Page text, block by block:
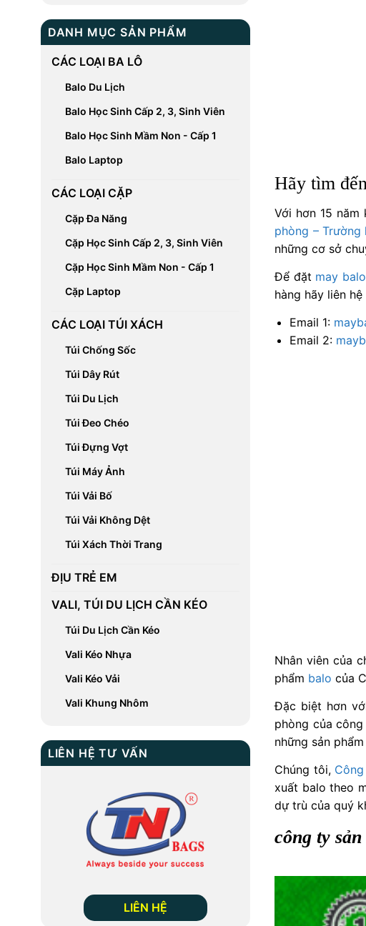
DANH MỤC SẢN PHẨM
CÁC LOẠI BA LÔ
Balo Du Lịch
Balo Học Sinh Cấp 2, 3, Sinh Viên
Balo Học Sinh Mầm Non - Cấp 1
Balo Laptop
CÁC LOẠI CẶP
Cặp Đa Năng
Cặp Học Sinh Cấp 2, 3, Sinh Viên
Cặp Học Sinh Mầm Non - Cấp 1
Cặp Laptop
CÁC LOẠI TÚI XÁCH
Túi Chống Sốc
Túi Dây Rút
Túi Du Lịch
Túi Đeo Chéo
Túi Đựng Vợt
Túi Máy Ảnh
Túi Vải Bố
Túi Vải Không Dệt
Túi Xách Thời Trang
ĐỊU TRẺ EM
VALI, TÚI DU LỊCH CẦN KÉO
Túi Du Lịch Cần Kéo
Vali Kéo Nhựa
Vali Kéo Vải
Vali Khung Nhôm
LIÊN HỆ TƯ VẤN
LIÊN HỆ
Hãy tìm
Với hơn 15
phòng – Trường
những cơ sở
Để đặt may balo
hàng hãy liên
Email 1:
Email 2:
Nhân viên của
phẩm balo của
Đặc biệt hơn
phòng của
những sản phẩm
Chúng tôi,
xuất balo theo
dự trù của quý
công ty